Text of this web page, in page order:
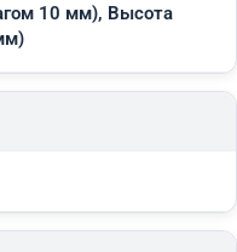
10 мм), Высота